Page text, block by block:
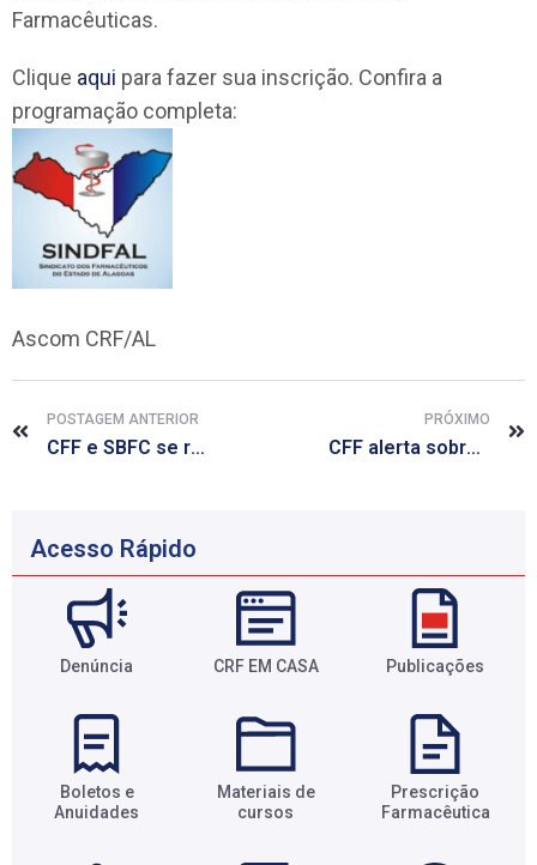
Farmacêuticas.
Clique aqui para fazer sua inscrição. Confira a
programação completa:
Ascom CRF/AL
POSTAGEM ANTERIOR
CFF e SBFC se reúnem com Ebserh para discutir melhorias para farmacêuticos
PRÓXIMO
CFF alerta sobre prática de marketplace em farmácias magistrais
Acesso Rápido
Denúncia CRF EM CASA Publicações
Boletos e
Anuidades​
Materiais de
cursos​
Prescrição
Farmacêutica​